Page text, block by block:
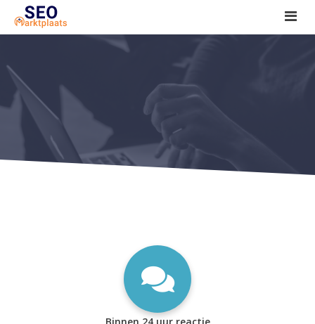
SEO tools reviews
Marketeer bij jou in de buurt?
Offerte
1. Seo voor beginners +
2. Onderzoeken +